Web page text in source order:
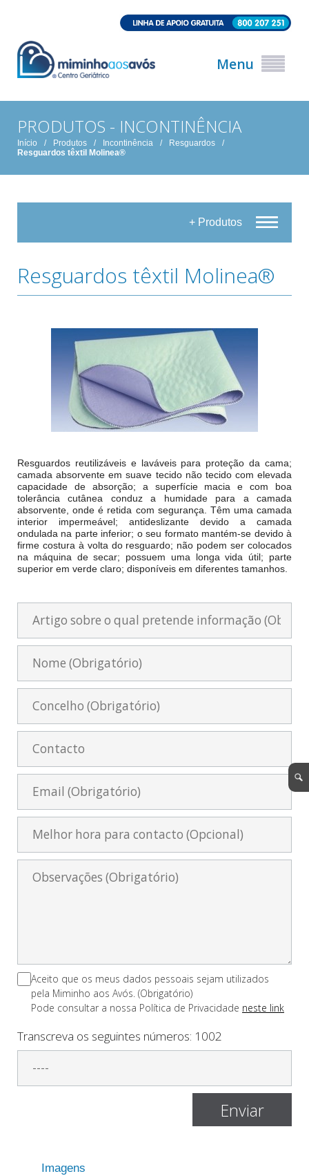
Menu
PRODUTOS - INCONTINÊNCIA
Início / Produtos / Incontinência / Resguardos
/
Resguardos têxtil Molinea®
+ Produtos
Resguardos têxtil Molinea®
Resguardos reutilizáveis e laváveis para proteção da cama;
camada absorvente em suave tecido não tecido com elevada
capacidade de absorção; a superfície macia e com boa
tolerância cutânea conduz a humidade para a camada
absorvente, onde é retida com segurança. Têm uma camada
interior impermeável; antideslizante devido a camada
ondulada na parte inferior; o seu formato mantém-se devido à
firme costura à volta do resguardo; não podem ser colocados
na máquina de secar; possuem uma longa vida útil; parte
superior em verde claro; disponíveis em diferentes tamanhos.
Aceito que os meus dados pessoais sejam utilizados
pela Miminho aos Avós. (Obrigatório)
Pode consultar a nossa Polí­tica de Privacidade neste link
Transcreva os seguintes números: 1002
Imagens